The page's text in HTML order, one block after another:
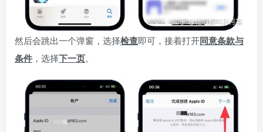
然后会跳出一个弹窗，选择检查即可，接着打开同意条款与
条件 ，选择下一页。